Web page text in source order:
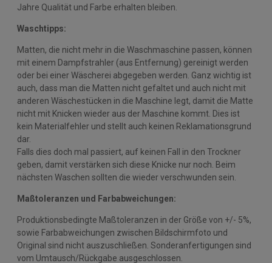
Jahre Qualität und Farbe erhalten bleiben.
Waschtipps:
Matten, die nicht mehr in die Waschmaschine passen, können
mit einem Dampfstrahler (aus Entfernung) gereinigt werden
oder bei einer Wäscherei abgegeben werden. Ganz wichtig ist
auch, dass man die Matten nicht gefaltet und auch nicht mit
anderen Wäschestücken in die Maschine legt, damit die Matte
nicht mit Knicken wieder aus der Maschine kommt. Dies ist
kein Materialfehler und stellt auch keinen Reklamationsgrund
dar.
Falls dies doch mal passiert, auf keinen Fall in den Trockner
geben, damit verstärken sich diese Knicke nur noch. Beim
nächsten Waschen sollten die wieder verschwunden sein.
Maßtoleranzen und Farbabweichungen:
Produktionsbedingte Maßtoleranzen in der Größe von +/- 5%,
sowie Farbabweichungen zwischen Bildschirmfoto und
Original sind nicht auszuschließen. Sonderanfertigungen sind
vom Umtausch/Rückgabe ausgeschlossen.